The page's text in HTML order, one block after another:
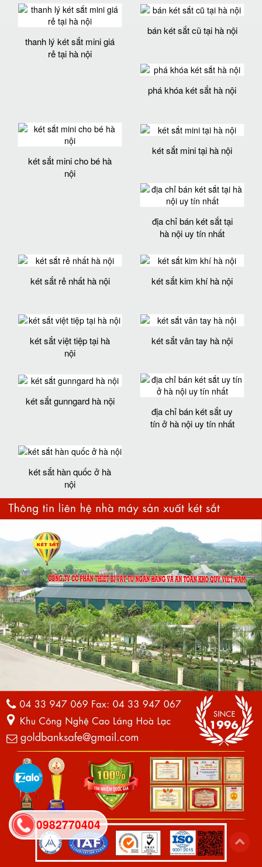
thanh lý két sắt mini giá
rẻ tại hà nội
bán két sắt cũ tại hà nội
phá khóa két sắt hà nội
két sắt mini cho bé hà
nội
két sắt mini tại hà nội
địa chỉ bán két sắt tại
hà nội uy tín nhất
két sắt rẻ nhất hà nội két sắt kim khí hà nội
két sắt việt tiệp tại hà
nội
két sắt vân tay hà nội
két sắt gunngard hà nội
địa chỉ bán két sắt uy
tín ở hà nội uy tín nhất
két sắt hàn quốc ở hà
nội
0982770404